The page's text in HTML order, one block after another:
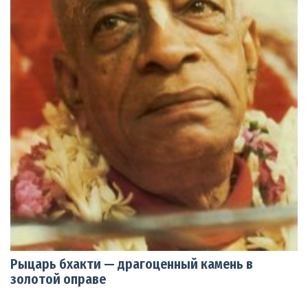
Рыцарь бхакти — драгоценный камень в
золотой оправе